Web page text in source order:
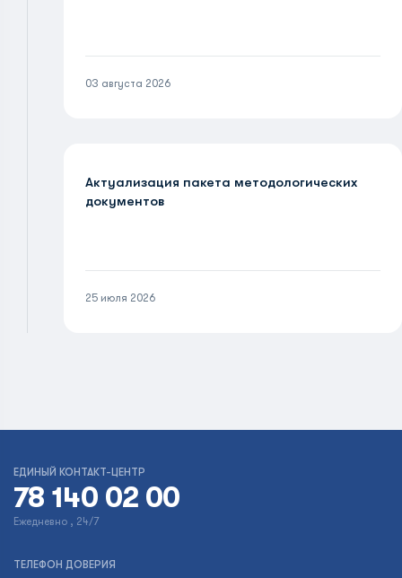
03 августа 2026
Актуализация пакета методологических
документов
25 июля 2026
ЕДИНЫЙ КОНТАКТ-ЦЕНТР
78 140 02 00
Ежедневно , 24/7
ТЕЛЕФОН ДОВЕРИЯ